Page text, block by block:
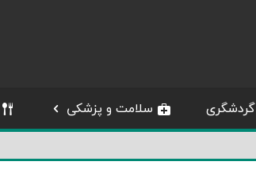
گردشگری سلامت و پزشکی